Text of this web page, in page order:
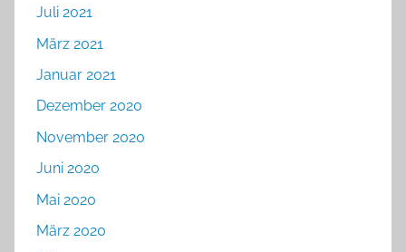
Juli 2021
März 2021
Januar 2021
Dezember 2020
November 2020
Juni 2020
Mai 2020
März 2020